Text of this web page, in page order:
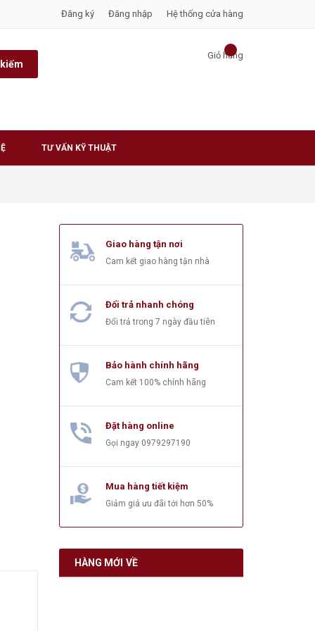
Đăng ký Đăng nhập Hệ thống cửa hàng
Giỏ hàng
TƯ VẤN KỸ THUẬT
Giao hàng tận nơi
Cam kết giao hàng tận nhà
Đổi trả nhanh chóng
Đổi trả trong 7 ngày đầu tiên
Bảo hành chính hãng
Cam kết 100% chính hãng
Đặt hàng online
Gọi ngay 0979297190
Mua hàng tiết kiệm
Giảm giá ưu đãi tới hơn 50%
HÀNG MỚI VỀ